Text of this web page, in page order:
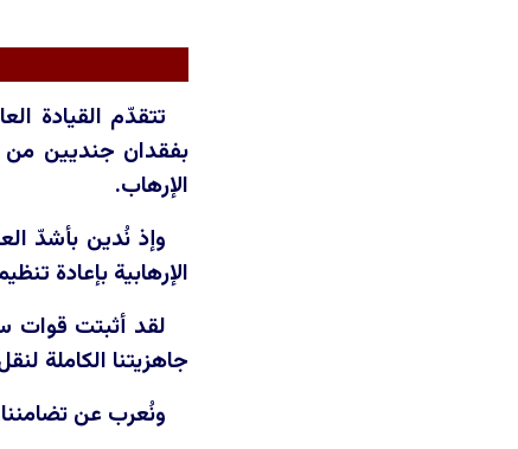
تتقدّم القيادة
بفقدان جنديين من
الإرهاب.
وإذ نُدين بأشدّ
الإرهابية بإعادة
لقد أثبتت قوات
جاهزيتنا الكاملة
ونُعرب عن